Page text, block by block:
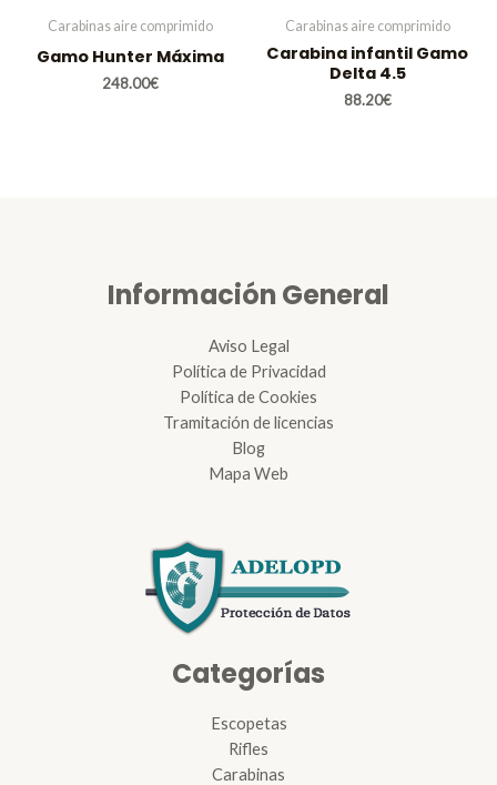
Carabinas aire comprimido
Gamo Hunter Máxima
248.00€
Carabinas aire comprimido
Carabina infantil Gamo
Delta 4.5
88.20€
Información General
Aviso Legal
Política de Privacidad
Política de Cookies
Tramitación de licencias
Blog
Mapa Web
Categorías
Escopetas
Rifles
Carabinas